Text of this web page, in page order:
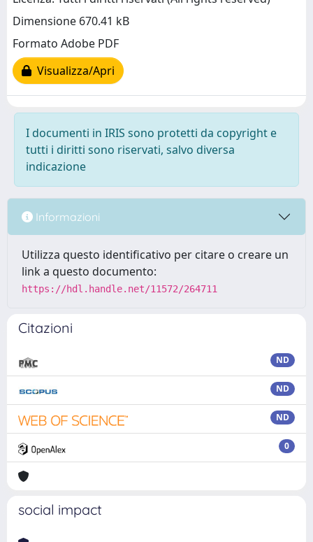
Dimensione 670.41 kB
Formato Adobe PDF
Visualizza/Apri
I documenti in IRIS sono protetti da copyright e
tutti i diritti sono riservati, salvo diversa
indicazione
Informazioni
Utilizza questo identificativo per citare o creare un
link a questo documento:
https://hdl.handle.net/11572/264711
Citazioni
ND
ND
ND
0
social impact